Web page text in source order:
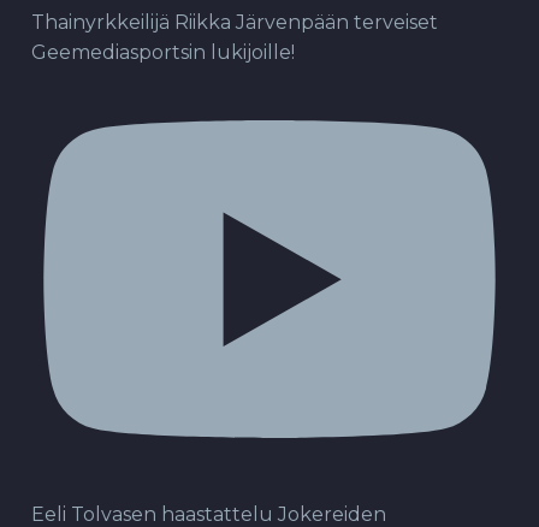
Thainyrkkeilijä Riikka Järvenpään terveiset
Geemediasportsin lukijoille!
Eeli Tolvasen haastattelu Jokereiden